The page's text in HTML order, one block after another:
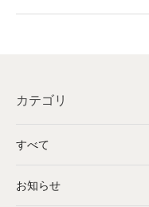
カテゴリ
すべて
お知らせ